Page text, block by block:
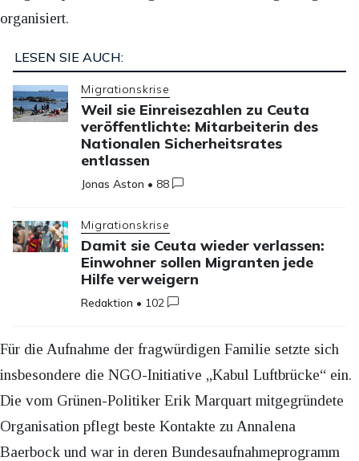
organisiert.
LESEN SIE AUCH:
Migrationskrise
Weil sie Einreisezahlen zu Ceuta
veröffentlichte: Mitarbeiterin des
Nationalen Sicherheitsrates
entlassen
Jonas Aston • 88
Migrationskrise
Damit sie Ceuta wieder verlassen:
Einwohner sollen Migranten jede
Hilfe verweigern
Redaktion • 102
Für die Aufnahme der fragwürdigen Familie setzte sich
insbesondere die NGO-Initiative „Kabul Luftbrücke“ ein.
Die vom Grünen-Politiker Erik Marquart mitgegründete
Organisation pflegt beste Kontakte zu Annalena
Baerbock und war in deren Bundesaufnahmeprogramm